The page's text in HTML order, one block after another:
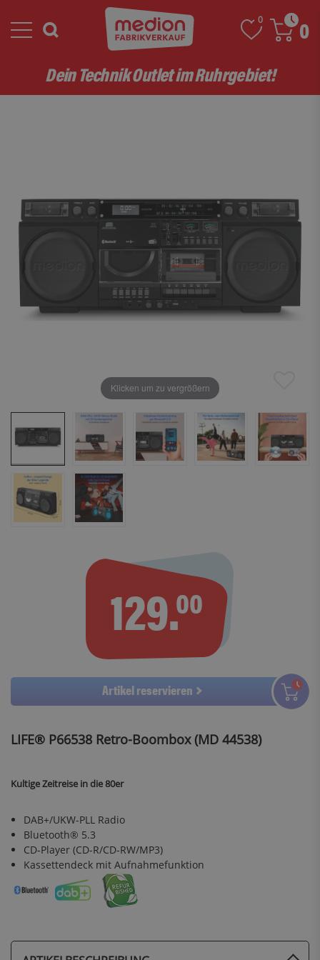
0
0
Dein Technik Outlet im Ruhrgebiet!
Klicken um zu vergrößern
LIFE® P66538 Retro-Boombox (MD 44538)
Kultige Zeitreise in die 80er
DAB+/UKW-PLL Radio
Bluetooth® 5.3
CD-Player (CD-R/CD-RW/MP3)
Kassettendeck mit Aufnahmefunktion
129.00
Artikel reservieren